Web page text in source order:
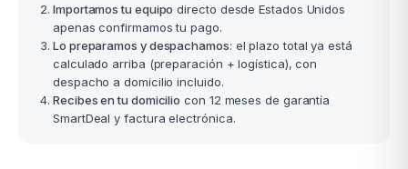
Importamos tu equipo directo desde Estados Unidos
apenas confirmamos tu pago.
Lo preparamos y despachamos: el plazo total ya está
calculado arriba (preparación + logística), con
despacho a domicilio incluido.
Recibes en tu domicilio con 12 meses de garantía
SmartDeal y factura electrónica.